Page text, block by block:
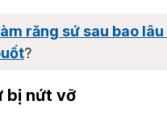
răng sứ sau bao
?
bị nứt vỡ